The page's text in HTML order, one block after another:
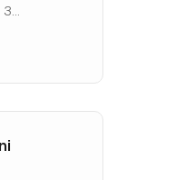
3
aynı